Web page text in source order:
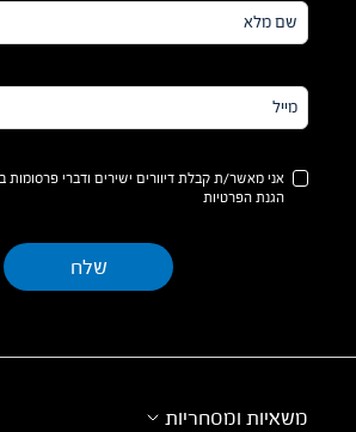
שם
מלא*
מייל*
אני מאשר/ת קבלת דיוורים ישירים ודברי פרסומות
הגנת הפרטיות
משאיות ומסחריות